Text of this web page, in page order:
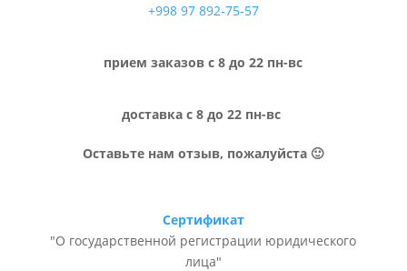
+998 97 892-75-57
прием заказов с 8 до 22 пн-вс
доставка с 8 до 22 пн-вс
Оставьте нам отзыв, пожалуйста 🙂
Сертификат
"О государственной регистрации юридического
лица"